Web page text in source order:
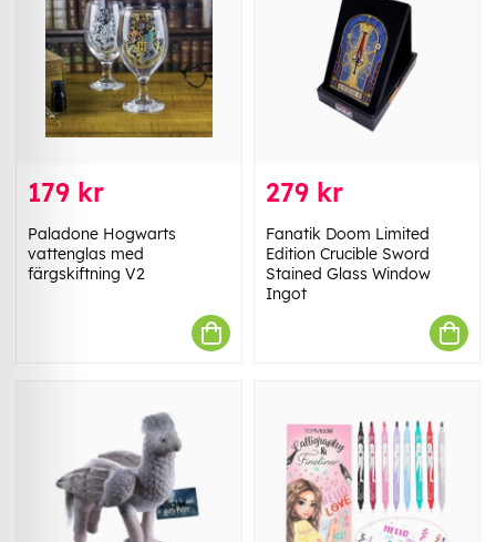
179 kr
Paladone Hogwarts
vattenglas med
färgskiftning V2
279 kr
Fanatik Doom Limited
Edition Crucible Sword
Stained Glass Window
Ingot